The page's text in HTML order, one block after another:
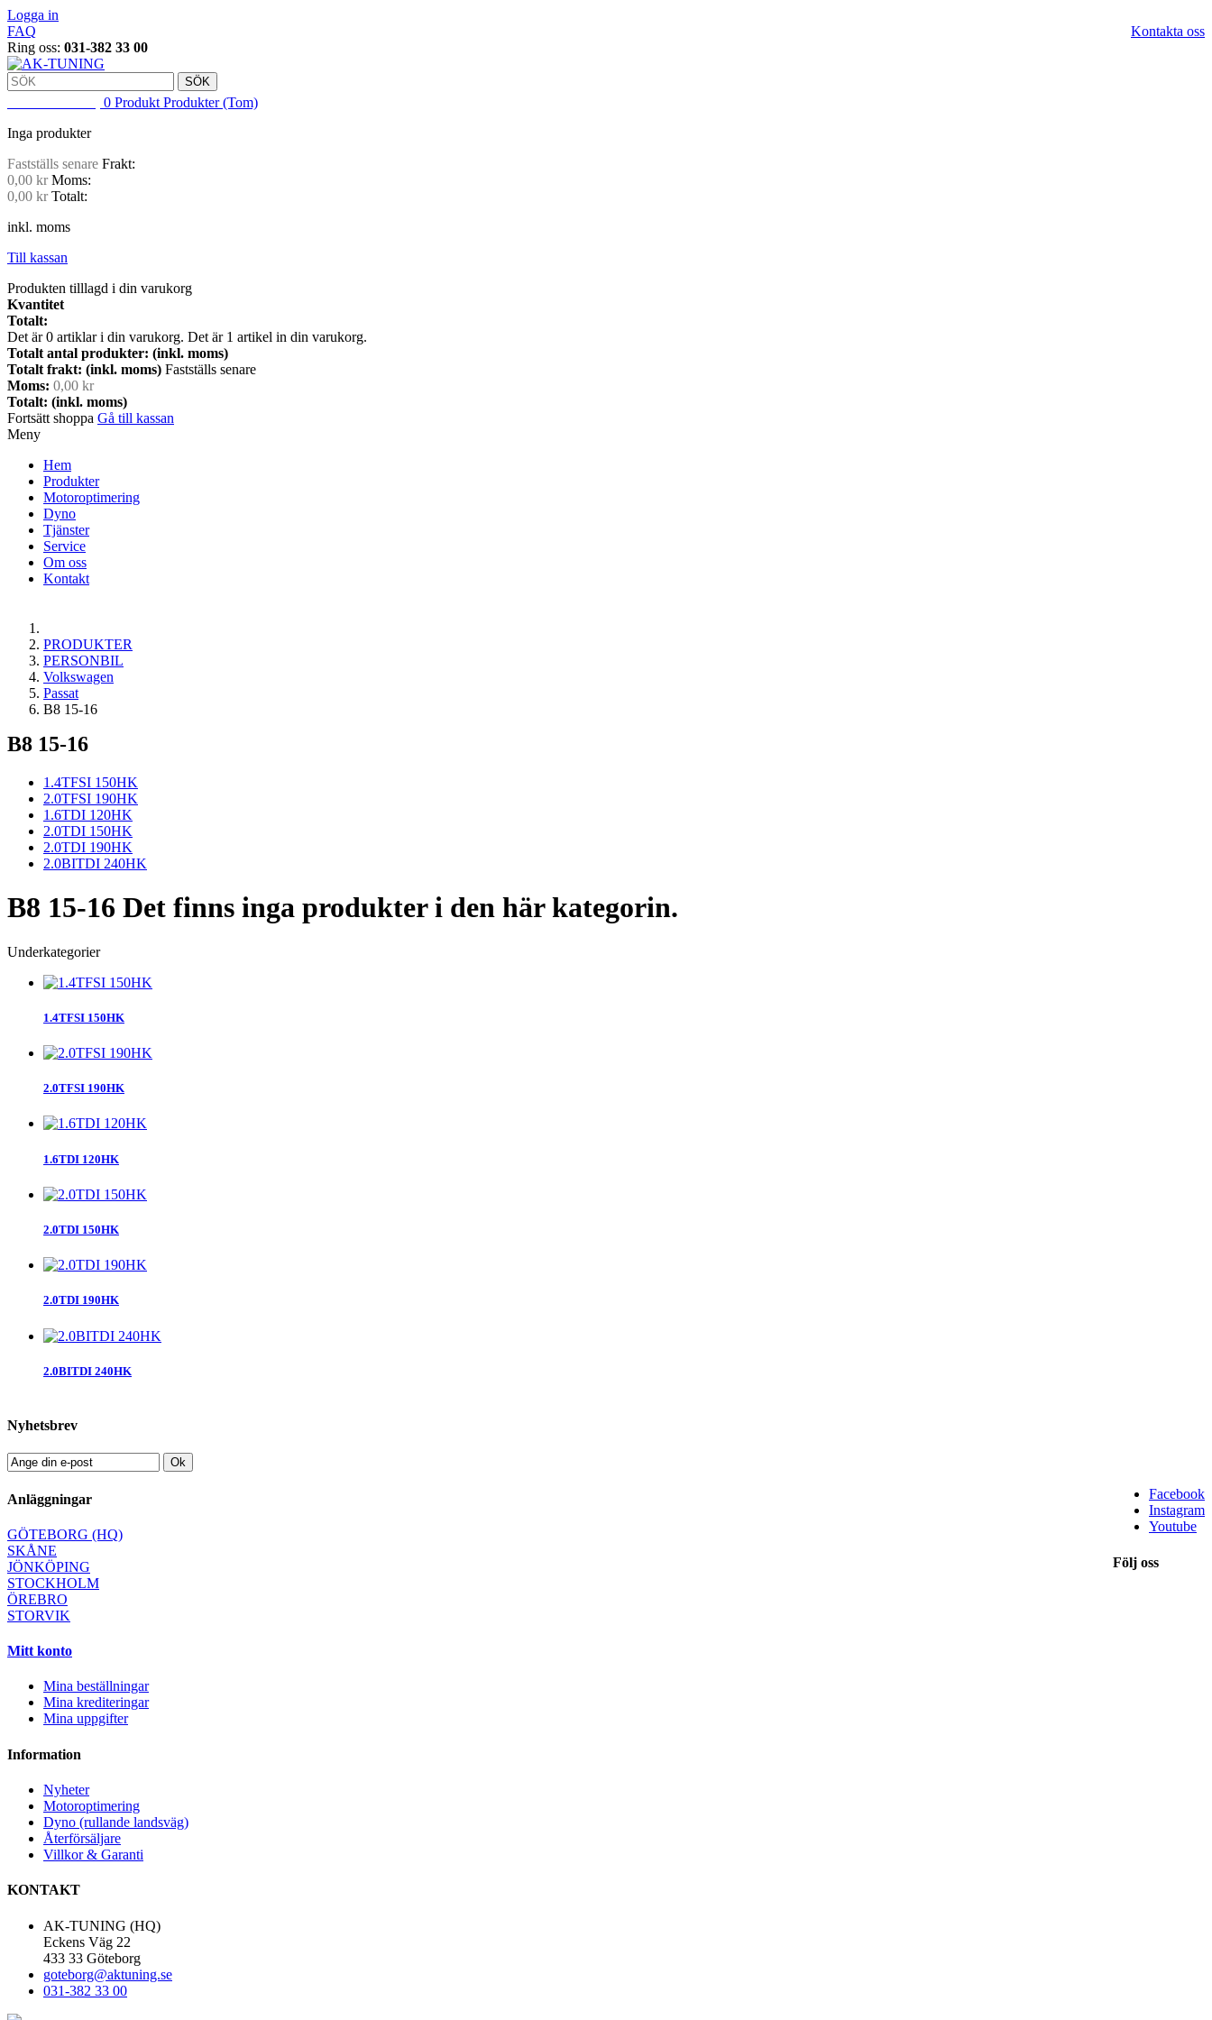
Logga in
Kontakta oss
FAQ
Ring oss: 031-382 33 00
SÖK
0 Produkt Produkter (Tom)
Inga produkter
Fastställs senare Frakt:
0,00 kr Moms:
0,00 kr Totalt:
inkl. moms
Till kassan
Produkten tilllagd i din varukorg
Kvantitet
Totalt:
Det är0 artiklar i din varukorg. Det är 1 artikel in din varukorg.
Totalt antal produkter: (inkl. moms)
Totalt frakt: (inkl. moms) Fastställs senare
Moms: 0,00 kr
Totalt: (inkl. moms)
Fortsätt shoppa Gå till kassan
Meny
Hem
Produkter
Motoroptimering
Dyno
Tjänster
Service
Om oss
Kontakt
PRODUKTER
PERSONBIL
Volkswagen
Passat
B8 15-16
B8 15-16
1.4TFSI 150HK
2.0TFSI 190HK
1.6TDI 120HK
2.0TDI 150HK
2.0TDI 190HK
2.0BITDI 240HK
B8 15-16 Det finns inga produkter i den här kategorin.
Underkategorier
1.4TFSI 150HK
2.0TFSI 190HK
1.6TDI 120HK
2.0TDI 150HK
2.0TDI 190HK
2.0BITDI 240HK
Nyhetsbrev
Ok
Facebook
Instagram
Youtube
Följ oss
Anläggningar
GÖTEBORG (HQ)
SKÅNE
JÖNKÖPING
STOCKHOLM
ÖREBRO
STORVIK
Mitt konto
Mina beställningar
Mina krediteringar
Mina uppgifter
Information
Nyheter
Motoroptimering
Dyno (rullande landsväg)
Återförsäljare
Villkor & Garanti
KONTAKT
AK-TUNING (HQ)
Eckens Väg 22
433 33 Göteborg
goteborg@aktuning.se
031-382 33 00